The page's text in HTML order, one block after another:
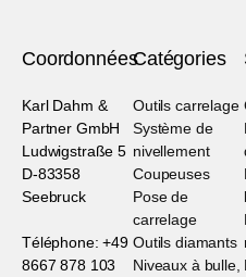
Coordonnées
Karl Dahm &
Partner GmbH
Ludwigstraße 5
D-83358
Seebruck
Téléphone: +49
8667 878 103
Catégories
Outils carrelage
Système de
nivellement
Coupeuses
Pose de
carrelage
Outils diamants
Niveaux à bulle,